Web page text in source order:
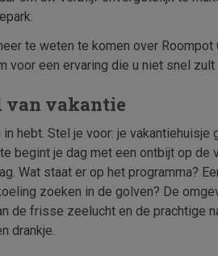
te weten te komen over
voor een ervaring die u niet snel
van vakantie
hebt. Stel je voor: je
begint je dag met een ontbijt op
Wat staat er op het programma?
zoeken in de golven? De
de frisse zeelucht en de prachtige
drankje.